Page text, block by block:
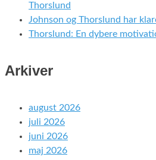
Thorslund
Johnson og Thorslund har
Thorslund: En dybere
Arkiver
august 2026
juli 2026
juni 2026
maj 2026